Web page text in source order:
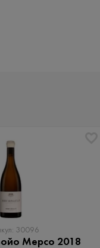
30096
Мерсо 2018